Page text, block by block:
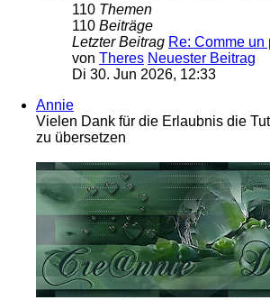
110 Themen
110 Beiträge
Letzter Beitrag Re: Comme un
von Theres Neuester Beitrag
Di 30. Jun 2026, 12:33
Annie
Vielen Dank für die Erlaubnis die
zu übersetzen